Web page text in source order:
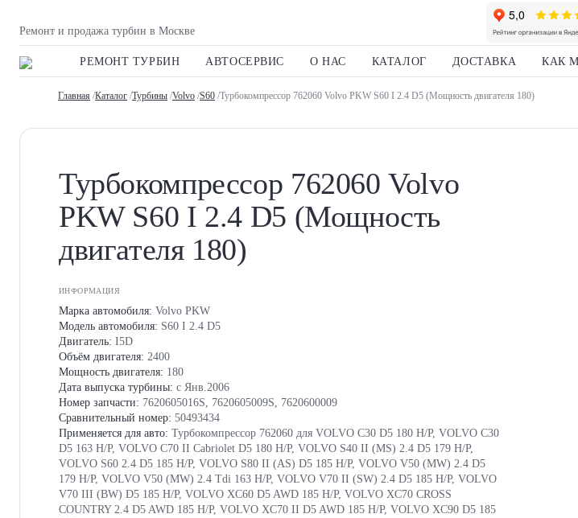
Ремонт и продажа турбин в Москве
РЕМОНТ ТУРБИН АВТОСЕРВИС О НАС КАТАЛОГ ДОСТАВКА КАК
Главная /Каталог /Турбины /Volvo /S60 /Турбокомпрессор 762060 Volvo PKW S60 I 2.4 D5 (Мощность двигателя 180)
Турбокомпрессор 762060 Volvo
PKW S60 I 2.4 D5 (Мощность
двигателя 180)
ИНФОРМАЦИЯ
Марка автомобиля: Volvo PKW
Модель автомобиля: S60 I 2.4 D5
Двигатель: I5D
Объём двигателя: 2400
Мощность двигателя: 180
Дата выпуска турбины: с Янв.2006
Номер запчасти: 7620605016S, 7620605009S, 7620600009
Сравнительный номер: 50493434
Применяется для авто: Турбокомпрессор 762060 для VOLVO C30 D5 180 H/P, VOLVO C30
D5 163 H/P, VOLVO C70 II Cabriolet D5 180 H/P, VOLVO S40 II (MS) 2.4 D5 179 H/P,
VOLVO S60 2.4 D5 185 H/P, VOLVO S80 II (AS) D5 185 H/P, VOLVO V50 (MW) 2.4 D5
179 H/P, VOLVO V50 (MW) 2.4 Tdi 163 H/P, VOLVO V70 II (SW) 2.4 D5 185 H/P, VOLVO
V70 III (BW) D5 185 H/P, VOLVO XC60 D5 AWD 185 H/P, VOLVO XC70 CROSS
COUNTRY 2.4 D5 AWD 185 H/P, VOLVO XC70 II D5 AWD 185 H/P, VOLVO XC90 D5 185